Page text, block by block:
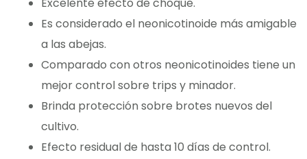
Es considerado el neonicotinoide más amigable
a las abejas.
Comparado con otros neonicotinoides tiene un
mejor control sobre trips y minador.
Brinda protección sobre brotes nuevos del
cultivo.
Efecto residual de hasta 10 días de control.